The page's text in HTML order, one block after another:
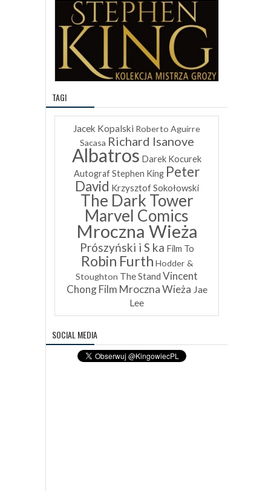
TAGI
Jacek Kopalski Roberto Aguirre
Sacasa Richard Isanove
Albatros Darek Kocurek
AutografStephen King Peter
David Krzysztof Sokołowski
The Dark Tower
Marvel Comics
Mroczna Wieża
Prószyński i S ka Film To
Robin Furth Hodder &
Stoughton The Stand Vincent
Chong Film Mroczna Wieża Jae
Lee
SOCIAL MEDIA